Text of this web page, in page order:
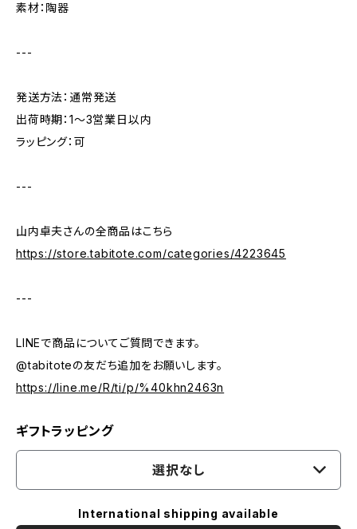
素材：陶器
---
発送方法：通常発送
出荷時期：1〜3営業日以内
ラッピング：可
---
山内卓夫さんの全商品はこちら
https://store.tabitote.com/categories/4223645
---
LINEで商品についてご質問できます。
@tabitoteの友だち追加をお願いします。
https://line.me/R/ti/p/%40khn2463n
ギフトラッピング
選択なし
International shipping available